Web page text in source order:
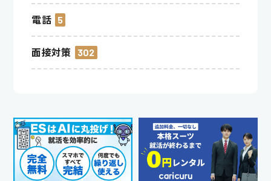
電話 5
面接対策 302